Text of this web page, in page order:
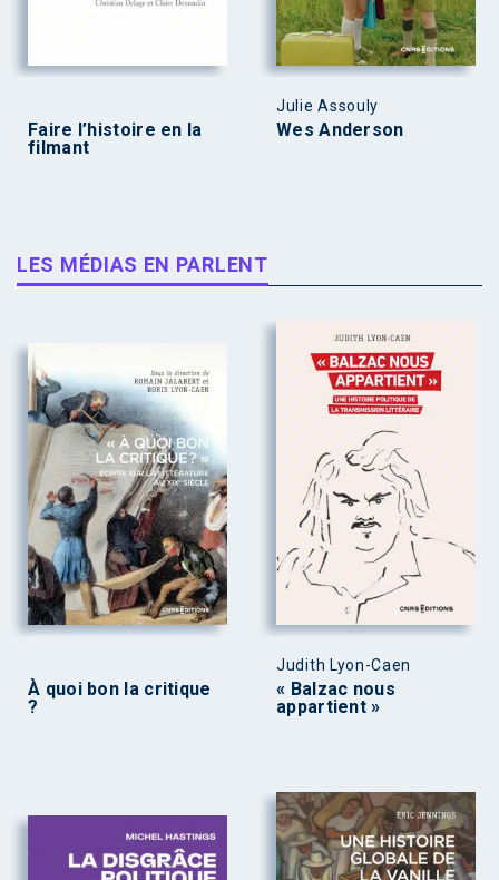
Faire l’histoire en la
filmant
Julie Assouly
Wes Anderson
LES MÉDIAS EN PARLENT
À quoi bon la critique
?
Judith Lyon-Caen
« Balzac nous
appartient »